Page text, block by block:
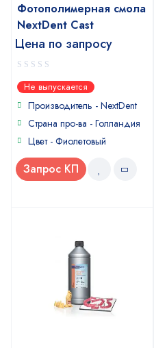
Фотополимерная смола
NextDent Cast
Цена по запросу
0
out
of
Не выпускается
Производитель - NextDent
Страна про-ва - Голландия
Цвет - Фиолетовый
Запрос КП